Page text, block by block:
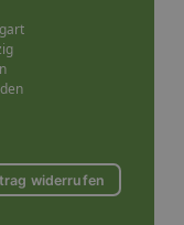
widerrufen